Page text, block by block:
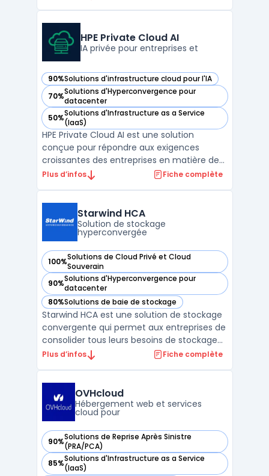
infrastructure publique, privée ou sur site. La
solution Google Ant ...
HPE Private Cloud AI
IA privée pour entreprises et
90%Solutions d'infrastructure cloud pour l'IA
— voir HPE Private Cloud AI dans cette catégorie
70%Solutions d'Hyperconvergence pour
datacenter
— voir HPE Private Cloud AI dans cette catégorie
50%Solutions d'Infrastructure as a Service
(IaaS)
— voir HPE Private Cloud AI dans cette catégorie
HPE Private Cloud AI est une solution
conçue pour répondre aux exigences
croissantes des entreprises en matière de
déploiement de l’intelligence artificielle sur
intégrant des composants matériels et
logiciels optimisés ...
Plus d’infos Fiche complète
Starwind HCA
Solution de stockage
hyperconvergée
100%Solutions de Cloud Privé et Cloud
Souverain
— voir Starwind HCA dans cette catégorie
90%Solutions d'Hyperconvergence pour
datacenter
— voir Starwind HCA dans cette catégorie
80%Solutions de baie de stockage
— voir Starwind HCA dans cette catégorie
Starwind HCA est une solution de stockage
convergente qui permet aux entreprises de
consolider tous leurs besoins de stockage
et de virtualisation. Elle combine une
disponible pour une capacité de stockage à
la fois flexible e ...
Plus d’infos Fiche complète
OVHcloud
Hébergement web et services
cloud pour
90%Solutions de Reprise Après Sinistre
(PRA/PCA)
— voir OVHcloud dans cette catégorie
85%Solutions d'Infrastructure as a Service
(IaaS)
— voir OVHcloud dans cette catégorie